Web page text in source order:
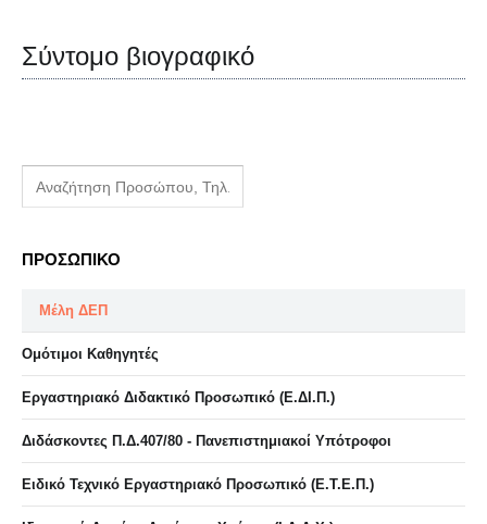
Σύντομο βιογραφικό
ΠΡΟΣΩΠΙΚΟ
Μέλη ΔΕΠ
Ομότιμοι Καθηγητές
Εργαστηριακό Διδακτικό Προσωπικό (Ε.ΔΙ.Π.)
Διδάσκοντες Π.Δ.407/80 - Πανεπιστημιακοί Υπότροφοι
Ειδικό Τεχνικό Εργαστηριακό Προσωπικό (Ε.Τ.Ε.Π.)